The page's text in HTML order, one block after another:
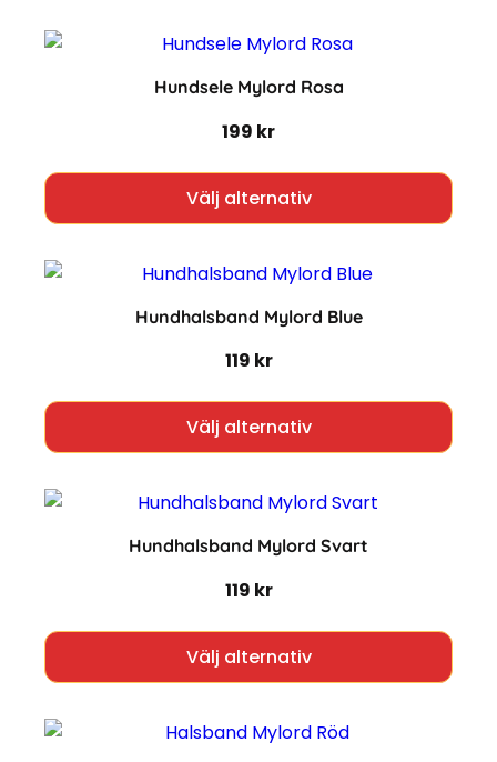
Hundsele Mylord Rosa
199 kr
Välj alternativ
Hundhalsband Mylord Blue
119 kr
Välj alternativ
Hundhalsband Mylord Svart
119 kr
Välj alternativ